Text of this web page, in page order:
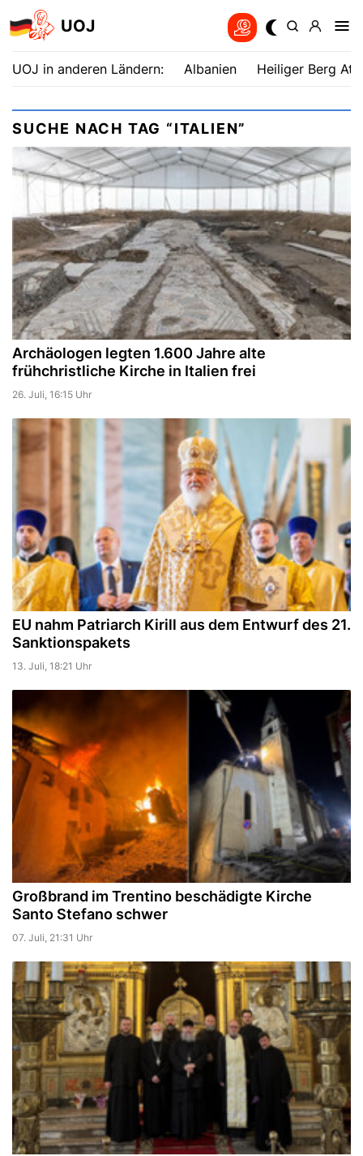
UOJ
UOJ in anderen Ländern: Albanien Heiliger Berg
SUCHE NACH TAG “ITALIEN”
Archäologen legten 1.600 Jahre alte
frühchristliche Kirche in Italien frei
26. Juli, 16:15 Uhr
EU nahm Patriarch Kirill aus dem Entwurf des 21.
Sanktionspakets
13. Juli, 18:21 Uhr
Großbrand im Trentino beschädigte Kirche
Santo Stefano schwer
07. Juli, 21:31 Uhr